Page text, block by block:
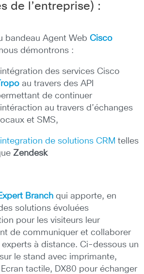
de l’entreprise) :
bandeau Agent Web Cisco
démontrons :
des services Cisco
Tropo au travers des API
de continuer
au travers d’échanges
et SMS,
integration de solutions CRM telles
Zendesk
Branch qui apporte, en
solutions évoluées
pour les visiteurs leur
de communiquer et collaborer
experts à distance. Ci-dessous un
le stand avec imprimante,
tactile, DX80 pour échanger